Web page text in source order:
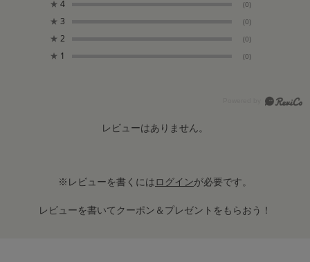
★ 4 (0)
★ 3 (0)
★ 2 (0)
★ 1 (0)
レビューはありません。
※レビューを書くにはログインが必要です。
レビューを書いてクーポン＆プレゼントをもらおう！